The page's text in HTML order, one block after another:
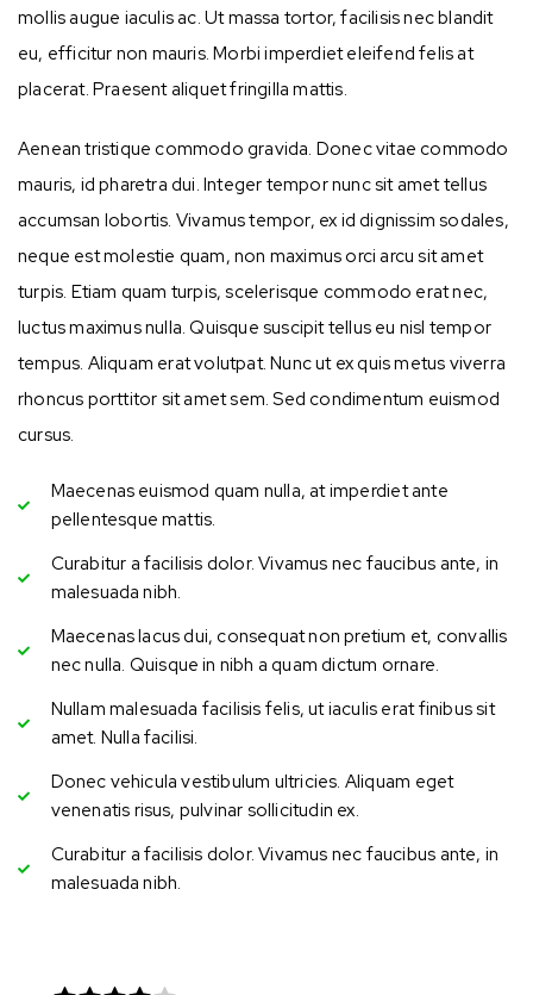
mollis augue iaculis ac. Ut massa tortor, facilisis nec blandit
eu, efficitur non mauris. Morbi imperdiet eleifend felis at
placerat. Praesent aliquet fringilla mattis.
Aenean tristique commodo gravida. Donec vitae commodo
mauris, id pharetra dui. Integer tempor nunc sit amet tellus
accumsan lobortis. Vivamus tempor, ex id dignissim sodales,
neque est molestie quam, non maximus orci arcu sit amet
turpis. Etiam quam turpis, scelerisque commodo erat nec,
luctus maximus nulla. Quisque suscipit tellus eu nisl tempor
tempus. Aliquam erat volutpat. Nunc ut ex quis metus viverra
rhoncus porttitor sit amet sem. Sed condimentum euismod
cursus.
Maecenas euismod quam nulla, at imperdiet ante
pellentesque mattis.
Curabitur a facilisis dolor. Vivamus nec faucibus ante, in
malesuada nibh.
Maecenas lacus dui, consequat non pretium et, convallis
nec nulla. Quisque in nibh a quam dictum ornare.
Nullam malesuada facilisis felis, ut iaculis erat finibus sit
amet. Nulla facilisi.
Donec vehicula vestibulum ultricies. Aliquam eget
venenatis risus, pulvinar sollicitudin ex.
Curabitur a facilisis dolor. Vivamus nec faucibus ante, in
malesuada nibh.